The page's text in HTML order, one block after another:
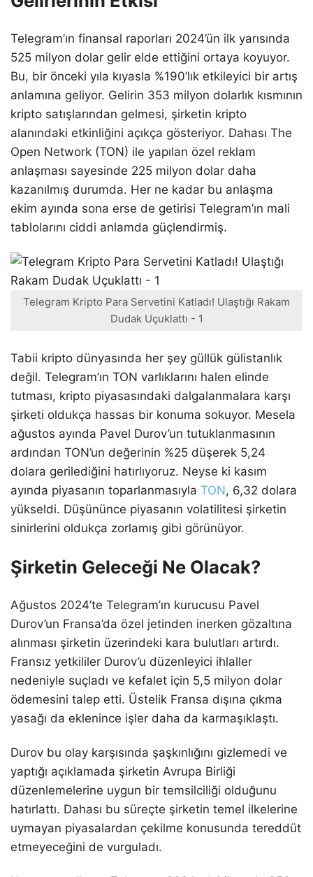
Telegram’ın finansal raporları 2024’ün ilk yarısında
525 milyon dolar gelir elde ettiğini ortaya koyuyor.
Bu, bir önceki yıla kıyasla %190’lık etkileyici bir artış
anlamına geliyor. Gelirin 353 milyon dolarlık kısmının
kripto satışlarından gelmesi, şirketin kripto
alanındaki etkinliğini açıkça gösteriyor. Dahası The
Open Network (TON) ile yapılan özel reklam
anlaşması sayesinde 225 milyon dolar daha
kazanılmış durumda. Her ne kadar bu anlaşma
ekim ayında sona erse de getirisi Telegram’ın mali
tablolarını ciddi anlamda güçlendirmiş.
Telegram Kripto Para Servetini Katladı! Ulaştığı Rakam
Dudak Uçuklattı - 1
Tabii kripto dünyasında her şey güllük gülistanlık
değil. Telegram’ın TON varlıklarını halen elinde
tutması, kripto piyasasındaki dalgalanmalara karşı
şirketi oldukça hassas bir konuma sokuyor. Mesela
ağustos ayında Pavel Durov’un tutuklanmasının
ardından TON’un değerinin %25 düşerek 5,24
dolara gerilediğini hatırlıyoruz. Neyse ki kasım
ayında piyasanın toparlanmasıyla TON, 6,32 dolara
yükseldi. Düşününce piyasanın volatilitesi şirketin
sinirlerini oldukça zorlamış gibi görünüyor.
Şirketin Geleceği Ne Olacak?
Ağustos 2024’te Telegram’ın kurucusu Pavel
Durov’un Fransa’da özel jetinden inerken gözaltına
alınması şirketin üzerindeki kara bulutları artırdı.
Fransız yetkililer Durov’u düzenleyici ihlaller
nedeniyle suçladı ve kefalet için 5,5 milyon dolar
ödemesini talep etti. Üstelik Fransa dışına çıkma
yasağı da eklenince işler daha da karmaşıklaştı.
Durov bu olay karşısında şaşkınlığını gizlemedi ve
yaptığı açıklamada şirketin Avrupa Birliği
düzenlemelerine uygun bir temsilciliği olduğunu
hatırlattı. Dahası bu süreçte şirketin temel ilkelerine
uymayan piyasalardan çekilme konusunda tereddüt
etmeyeceğini de vurguladı.